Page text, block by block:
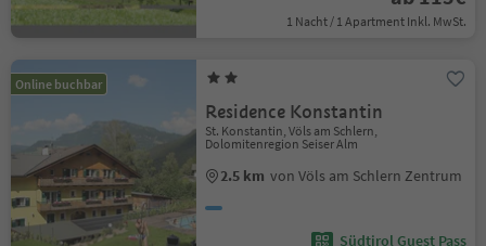
1 Nacht / 1 Apartment Inkl. MwSt.
Online buchbar
Residence Konstantin
St. Konstantin, Völs am Schlern,
Dolomitenregion Seiser Alm
2.5 km von Völs am Schlern Zentrum
Südtirol Guest Pass